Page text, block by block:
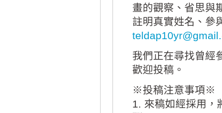
畫的觀察、省思與
註明真實姓名、參
我們正在尋找曾經
歡迎投稿。
※投稿注意事項※
1. 來稿如經採用，